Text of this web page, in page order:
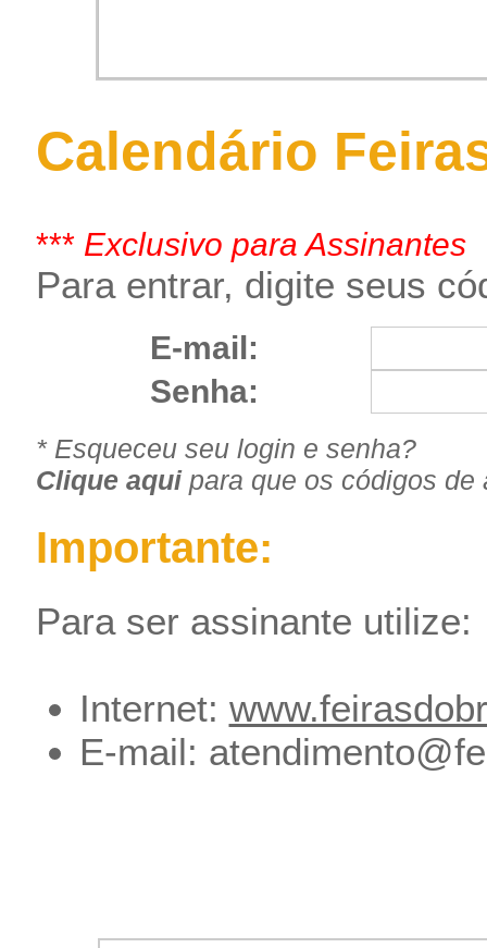
Calendário
*** Exclusivo para Assinantes
Para entrar, digite seus
E-mail:
Senha:
* Esqueceu seu login e senha?
Clique aquipara que os códigos de
Importante:
Para ser assinante utilize:
Internet:
E-mail: